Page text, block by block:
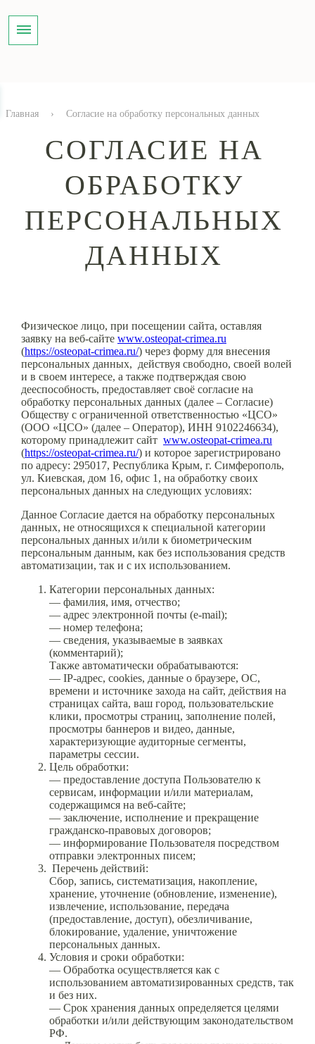
Главная › Согласие на обработку персональных данных
СОГЛАСИЕ НА
ОБРАБОТКУ
ПЕРСОНАЛЬНЫХ
ДАННЫХ
Физическое лицо, при посещении сайта, оставляя
заявку на веб-сайте www.osteopat-crimea.ru
(https://osteopat-crimea.ru/) через форму для внесения
персональных данных, действуя свободно, своей волей
и в своем интересе, а также подтверждая свою
дееспособность, предоставляет своё согласие на
обработку персональных данных (далее – Согласие)
Обществу с ограниченной ответственностью «ЦСО»
(ООО «ЦСО» (далее – Оператор), ИНН 9102246634),
которому принадлежит сайт www.osteopat-crimea.ru
(https://osteopat-crimea.ru/) и которое зарегистрировано
по адресу: 295017, Республика Крым, г. Симферополь,
ул. Киевская, дом 16, офис 1, на обработку своих
персональных данных на следующих условиях:
Данное Согласие дается на обработку персональных
данных, не относящихся к специальной категории
персональных данных и/или к биометрическим
персональным данным, как без использования средств
автоматизации, так и с их использованием.
Категории персональных данных:
— фамилия, имя, отчество;
— адрес электронной почты (e-mail);
— номер телефона;
— сведения, указываемые в заявках
(комментарий);
Также автоматически обрабатываются:
— IP-адрес, cookies, данные о браузере, ОС,
времени и источнике захода на сайт, действия на
страницах сайта, ваш город, пользовательские
клики, просмотры страниц, заполнение полей,
просмотры баннеров и видео, данные,
характеризующие аудиторные сегменты,
параметры сессии.
Цель обработки:
— предоставление доступа Пользователю к
сервисам, информации и/или материалам,
содержащимся на веб-сайте;
— заключение, исполнение и прекращение
гражданско-правовых договоров;
— информирование Пользователя посредством
отправки электронных писем;
Перечень действий:
Сбор, запись, систематизация, накопление,
хранение, уточнение (обновление, изменение),
извлечение, использование, передача
(предоставление, доступ), обезличивание,
блокирование, удаление, уничтожение
персональных данных.
Условия и сроки обработки:
— Обработка осуществляется как с
использованием автоматизированных средств, так
и без них.
— Срок хранения данных определяется целями
обработки и/или действующим законодательством
РФ.